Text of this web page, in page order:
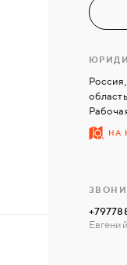
НА
Евгений